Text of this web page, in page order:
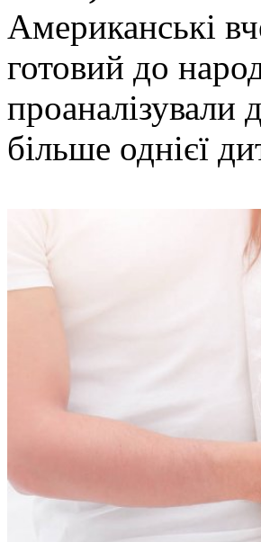
Американські
готовий до
проаналізували
більше однієї